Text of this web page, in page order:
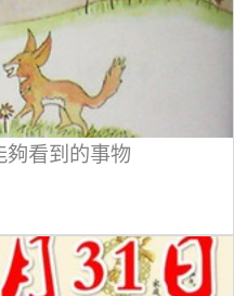
夠看到的事物